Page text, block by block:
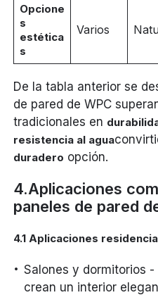
Opcione
s
estética
s
Varios
De la tabla anterior se
de pared de WPC
tradicionales en
resistencia al agua
duradero opción.
4.Aplicaciones
paneles de pared
4.1 Aplicaciones
Salones y dormitorios -
crean un interior